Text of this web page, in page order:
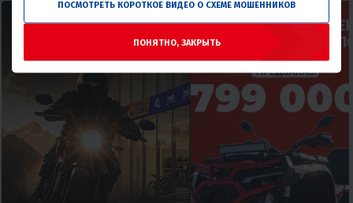
ПОСМОТРЕТЬ КОРОТКОЕ ВИДЕО О СХЕМЕ МОШЕННИКОВ
ПОНЯТНО, ЗАКРЫТЬ